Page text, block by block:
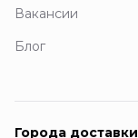
Вакансии
Блог
Города доставки